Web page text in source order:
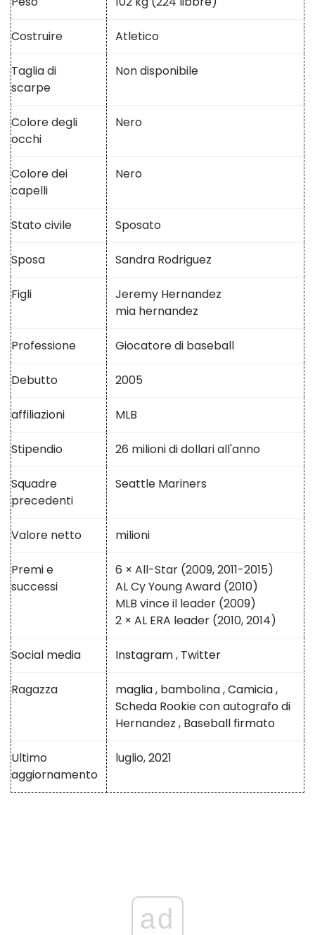
Costruire Atletico
Taglia di
scarpe
Non disponibile
Colore degli
occhi
Nero
Colore dei
capelli
Nero
Stato civile Sposato
Sposa Sandra Rodriguez
Figli
Jeremy Hernandez
mia hernandez
Professione Giocatore di baseball
Debutto 2005
affiliazioni MLB
Stipendio 26 milioni di dollari all'anno
Squadre
precedenti
Seattle Mariners
Valore netto milioni
Premi e
successi
6 × All-Star (2009, 2011-2015)
AL Cy Young Award (2010)
MLB vince il leader (2009)
2 × AL ERA leader (2010, 2014)
Social media Instagram, Twitter
Ragazza maglia, bambolina,Camicia,
Scheda Rookie con autografo di
Hernandez , Baseball firmato
Ultimo
aggiornamento
luglio, 2021
ad